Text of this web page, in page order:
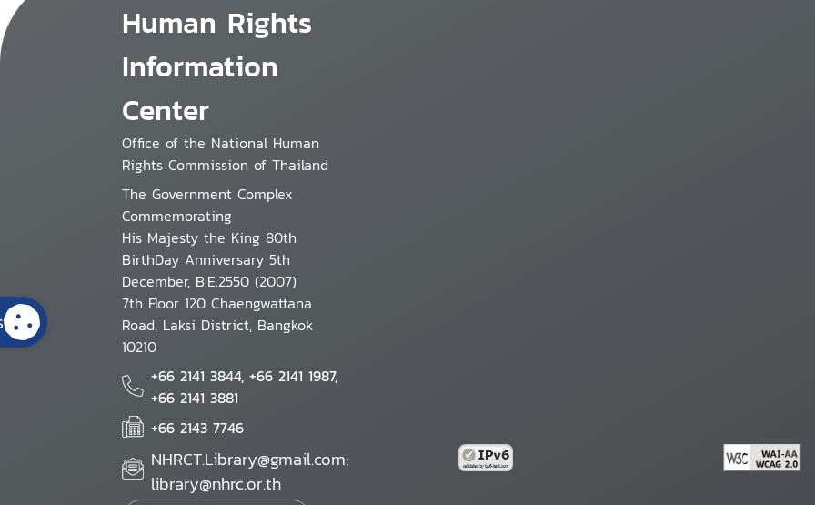
Human Rights
Information
Center
Office of the National Human
Rights Commission of Thailand
The Government Complex
Commemorating
His Majesty the King 80th
BirthDay Anniversary 5th
December, B.E.2550 (2007)
7th Floor 120 Chaengwattana
Road, Laksi District, Bangkok
10210
+66 2141 3844, +66 2141 1987,
+66 2141 3881
+66 2143 7746
NHRCT.Library@gmail.com;
library@nhrc.or.th